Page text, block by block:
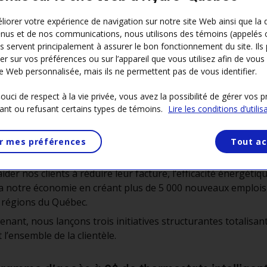
- En ces temps de turbulences économiques, nous devons
une trajectoire ambitieuse en efficacité énergétique
qui soutiendra l’économie et le bien-être collectif. Trois fois
permettra d’économiser l’équivalent de la consommation
quatre.
nos clients à réduire leur facture, l’efficacité
notre économie en créant plus de 5 000 nouveaux
du Québec.
nous lançons trois initiatives structurantes
de la clientèle.
votre expérience de navigation sur notre site Web ainsi que la
et de nos communications, nous utilisons des témoins (appelés
servent principalement à assurer le bon fonctionnement du site. Ils
sur vos préférences ou sur l’appareil que vous utilisez afin de
Web personnalisée, mais ils ne permettent pas de vous identifier.
de respect à la vie privée, vous avez la possibilité de gérer vos
ou refusant certains types de témoins. Lire les conditions
mes préférences Tout